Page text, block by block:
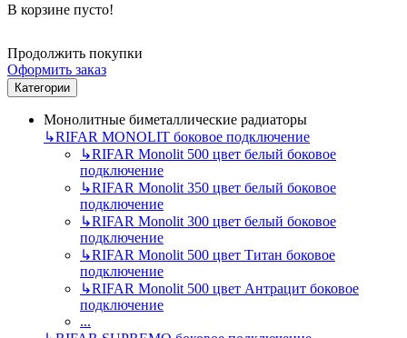
В корзине пусто!
Продолжить покупки
Оформить заказ
Категории
Монолитные биметаллические радиаторы
↳RIFAR MONOLIT боковое подключение
↳RIFAR Monolit 500 цвет белый боковое
подключение
↳RIFAR Monolit 350 цвет белый боковое
подключение
↳RIFAR Monolit 300 цвет белый боковое
подключение
↳RIFAR Monolit 500 цвет Титан боковое
подключение
↳RIFAR Monolit 500 цвет Антрацит боковое
подключение
...